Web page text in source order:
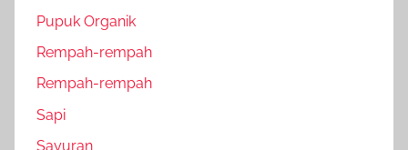
Pupuk Organik
Rempah-rempah
Rempah-rempah
Sapi
Sayuran